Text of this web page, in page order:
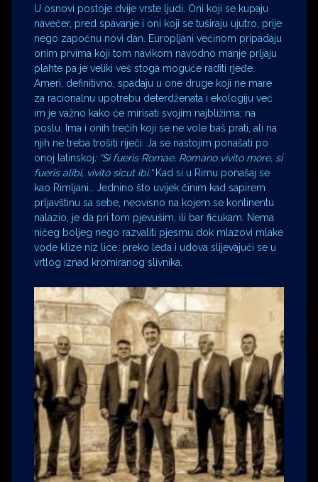
U osnovi postoje dvije vrste ljudi. Oni koji se kupaju
navečer, pred spavanje i oni koji se tuširaju ujutro, prije
nego započnu novi dan. Europljani većinom pripadaju
onim prvima koji tom navikom navodno manje prljaju
plahte pa je veliki veš stoga moguće raditi rjeđe.
Ameri, definitivno, spadaju u one druge koji ne mare
za racionalnu upotrebu deterdženata i ekologiju već
im je važno kako će mirisati svojim najbližima; na
poslu. Ima i onih trećih koji se ne vole baš prati, ali na
njih ne treba trošiti riječi. Ja se nastojim ponašati po
onoj latinskoj:“Si fueris Romae, Romano vivito more, si
fueris alibi, vivito sicut ibi.“Kad si u Rimu ponašaj se
kao Rimljani… Jednino što uvijek činim kad sapirem
prljavštinu sa sebe, neovisno na kojem se kontinentu
nalazio, je da pri tom pjevušim, ili bar fićukam. Nema
ničeg boljeg nego razvaliti pjesmu dok mlazovi mlake
vode klize niz lice, preko leđa i udova slijevajući se u
vrtlog iznad kromiranog slivnika.